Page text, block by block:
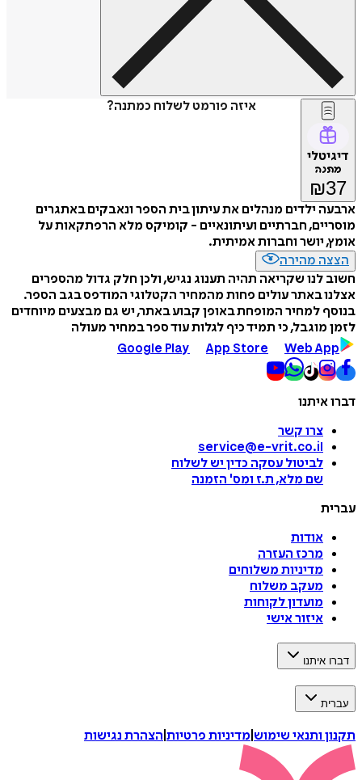
איזה פורמט לשלוח כמתנה?
דיגיטלי
מתנה
₪37
ארבעה ילדים מנהלים את עיתון בית הספר ונאבקים באתגרים
מוסריים, חברתיים ועיתונאיים - קומיקס מלא הרפתקאות על
אומץ, יושר וחברות אמיתית.
הצצה מהירה
חשוב לנו שקריאה תהיה תענוג נגיש, ולכן חלק גדול מהספרים
אצלנו באתר עולים פחות מהמחיר הקטלוגי המודפס בגב הספר.
בנוסף למחיר המופחת באופן קבוע באתר, יש גם מבצעים מיוחדים
לזמן מוגבל, כי תמיד כיף לגלות עוד ספר במחיר מעולה
Google Play
App Store Web App
דברו איתנו
צרו קשר
service@e-vrit.co.il
לביטול עסקה כדין יש לשלוח
שם מלא, ת.ז ומס' הזמנה
עברית
אודות
מרכז העזרה
מדיניות משלוחים
מעקב משלוח
מועדון לקוחות
איזור אישי
דברו איתנו
עברית
תקנון ותנאי שימוש מדיניות פרטיות הצהרת נגישות